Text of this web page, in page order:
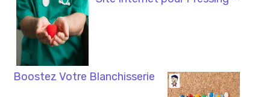
Boostez Votre Blanchisserie